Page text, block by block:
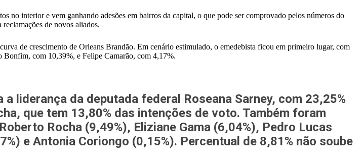
no interior e vem ganhando adesões em bairros da capital, o que pode ser comprovado pelos números do
de novos aliados.
de crescimento de Orleans Brandão. Em cenário estimulado, o emedebista ficou em primeiro lugar, com
Bonfim, com 10,39%, e Felipe Camarão, com 4,17%.
liderança da deputada federal Roseana Sarney, com 23,25%
que tem 13,80% das intenções de voto. Também foram
Rocha (9,49%), Eliziane Gama (6,04%), Pedro Lucas
e Antonia Coriongo (0,15%). Percentual de 8,81% não soube